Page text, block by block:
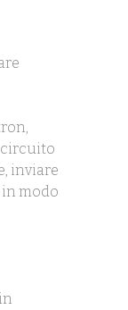
circuito
inviare
modo